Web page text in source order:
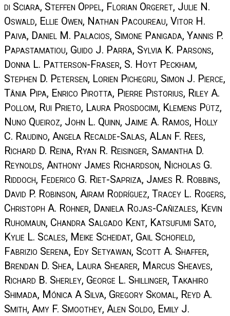
di Sciara, Steffen Oppel, Florian Orgeret, Julie N.
Oswald, Ellie Owen, Nathan Pacoureau, Vitor H.
Paiva, Daniel M. Palacios, Simone Panigada, Yannis P.
Papastamatiou, Guido J. Parra, Sylvia K. Parsons,
Donna L. Patterson-Fraser, S. Hoyt Peckham,
Stephen D. Petersen, Lorien Pichegru, Simon J. Pierce,
Tânia Pipa, Enrico Pirotta, Pierre Pistorius, Riley A.
Pollom, Rui Prieto, Laura Prosdocimi, Klemens Pütz,
Nuno Queiroz, John L. Quinn, Jaime A. Ramos, Holly
C. Raudino, Angela Recalde-Salas, ALan F. Rees,
Richard D. Reina, Ryan R. Reisinger, Samantha D.
Reynolds, Anthony James Richardson, Nicholas G.
Riddoch, Federico G. Riet-Sapriza, James R. Robbins,
David P. Robinson, Airam Rodríguez, Tracey L. Rogers,
Christoph A. Rohner, Daniela Rojas-Cañizales, Kevin
Ruhomaun, Chandra Salgado Kent, Katsufumi Sato,
Kylie L. Scales, Meike Scheidat, Gail Schofield,
Fabrizio Serena, Edy Setyawan, Scott A. Shaffer,
Brendan D. Shea, Laura Shearer, Marcus Sheaves,
Richard B. Sherley, George L. Shillinger, Takahiro
Shimada, Mónica A Silva, Gregory Skomal, Reyd A.
Smith, Amy F. Smoothey, Alen Soldo, Emily J.